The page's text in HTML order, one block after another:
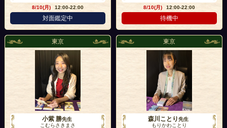
8/10(月)
12:00-22:00
対面鑑定中
8/10(月)
12:00-22:00
待機中
東京
小紫 勝先生
こむらさきまさ
東京
森川ことり先生
もりかわことり